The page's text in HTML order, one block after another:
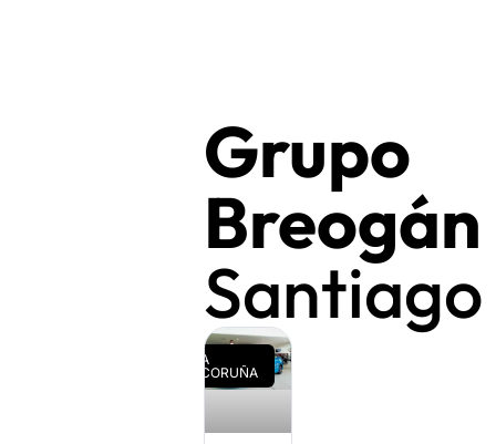
Grupo
Breogán
Santiago
A
CORUÑA